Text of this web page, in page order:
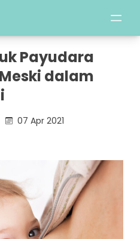
Payudara
dalam
07 Apr 2021